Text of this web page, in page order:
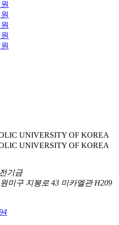
기금
미구 지봉로 43 미카엘관 H209